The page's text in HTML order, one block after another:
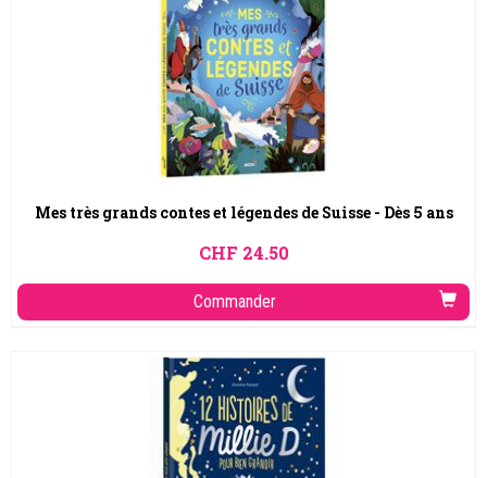
Mes très grands contes et légendes de Suisse - Dès 5 ans
CHF 24.50
Commander